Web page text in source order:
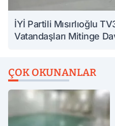
İYİ Partili Mısırlıoğlu
Vatandaşları Mitinge
ÇOK OKUNANLAR